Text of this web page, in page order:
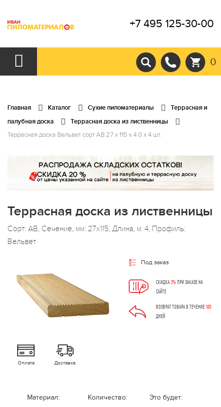
+7 495 125-30-00
0
Главная Каталог Сухие пиломатериалы
Террасная и
палубная доска
Террасная доска из лиственницы
Террасная доска Вельвет сорт АВ 27 x 115 x 4.0 x 4 шт.
Террасная доска из лиственницы
Сорт: АВ, Сечение, мм: 27x115, Длина, м: 4, Профиль:
Вельвет
Под заказ
СКИДКА3%ПРИ ЗАКАЗЕ НА
САЙТЕ
ВОЗВРАТ ТОВАРА В ТЕЧЕНИЕ180
ДНЕЙ
Оплата Доставка
Материал: Количество: Это будет: